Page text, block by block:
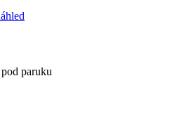
paruku